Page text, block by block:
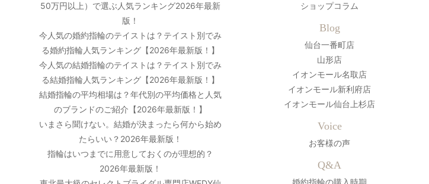
50万円以上）で選ぶ人気ランキング2026年最新
版！
今人気の婚約指輪のテイストは？テイスト別でみ
る婚約指輪人気ランキング【2026年最新版！】
今人気の結婚指輪のテイストは？テイスト別でみ
る結婚指輪人気ランキング【2026年最新版！】
結婚指輪の平均相場は？年代別の平均価格と人気
のブランドのご紹介【2026年最新版！】
いまさら聞けない。結婚が決まったら何から始め
たらいい？2026年最新版！
指輪はいつまでに用意しておくのが理想的？
2026年最新版！
ショップコラム
Blog
仙台一番町店
山形店
イオンモール名取店
イオンモール新利府店
イオンモール仙台上杉店
Voice
お客様の声
Q&A
婚約指輪の購入時期